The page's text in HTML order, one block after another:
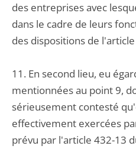
des entreprises avec
dans le cadre de leurs
des dispositions de
11. En second lieu, eu
mentionnées au point 9,
sérieusement contesté
effectivement exercées
prévu par l'article 432-13